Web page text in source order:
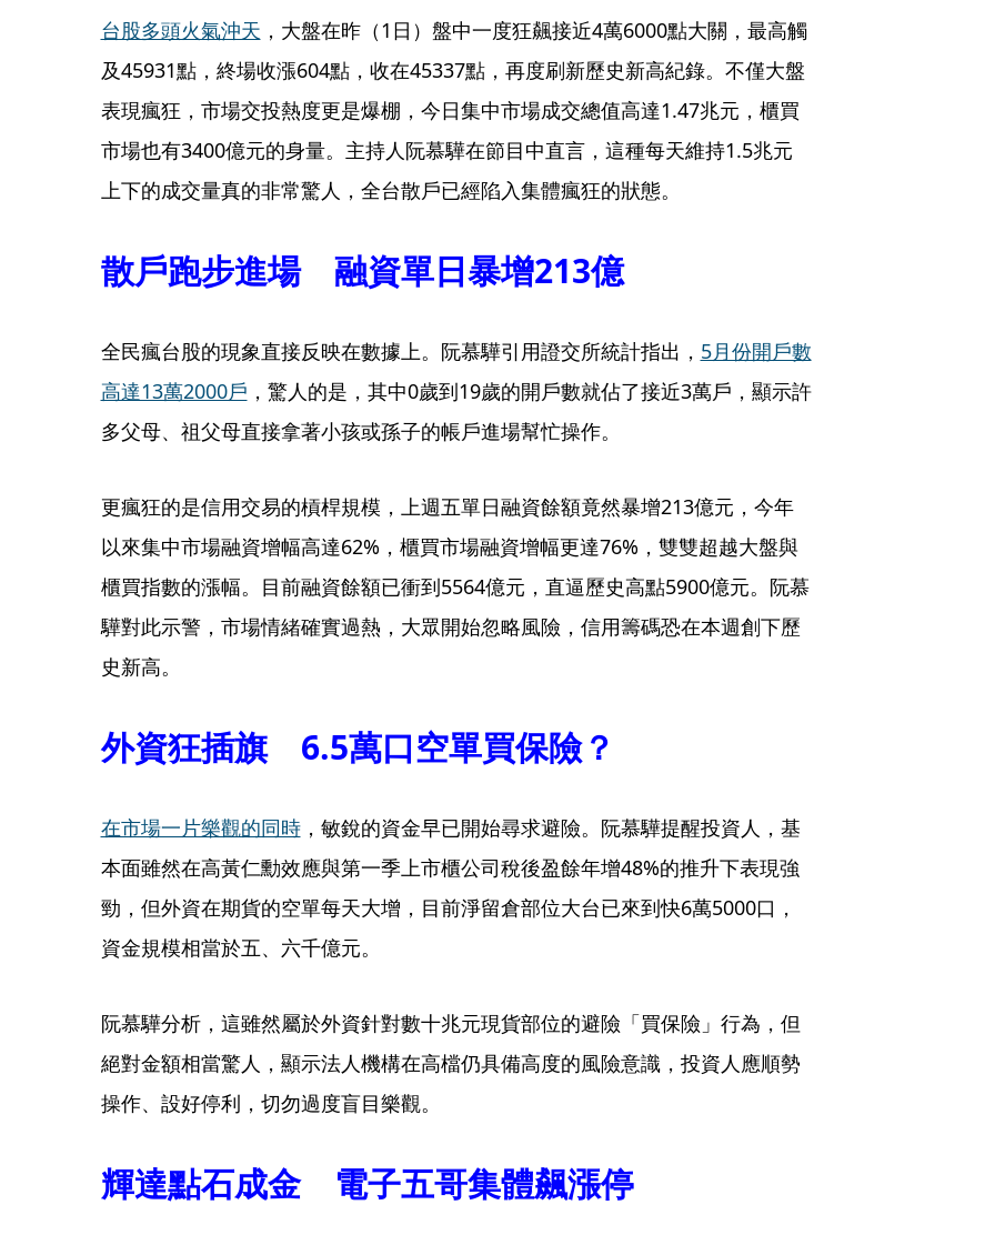
台股多頭火氣沖天 ，大盤在昨（1日）盤中一度狂飆接近4萬6000點大關，最高觸
及45931點，終場收漲604點，收在45337點，再度刷新歷史新高紀錄。不僅大盤
表現瘋狂，市場交投熱度更是爆棚，今日集中市場成交總值高達1.47兆元，櫃買
市場也有3400億元的身量。主持人阮慕驊在節目中直言，這種每天維持1.5兆元
上下的成交量真的非常驚人，全台散戶已經陷入集體瘋狂的狀態。
散戶跑步進場 融資單日暴增213億
全民瘋台股的現象直接反映在數據上。阮慕驊引用證交所統計指出， 5月份開戶數
高達13萬2000戶 ，驚人的是，其中0歲到19歲的開戶數就佔了接近3萬戶，顯示許
多父母、祖父母直接拿著小孩或孫子的帳戶進場幫忙操作。
更瘋狂的是信用交易的槓桿規模，上週五單日融資餘額竟然暴增213億元，今年
以來集中市場融資增幅高達62%，櫃買市場融資增幅更達76%，雙雙超越大盤與
櫃買指數的漲幅。目前融資餘額已衝到5564億元，直逼歷史高點5900億元。阮慕
驊對此示警，市場情緒確實過熱，大眾開始忽略風險，信用籌碼恐在本週創下歷
史新高。
外資狂插旗 6.5萬口空單買保險？
在市場一片樂觀的同時，敏銳的資金早已開始尋求避險。阮慕驊提醒投資人，基
本面雖然在高黃仁勳效應與第一季上市櫃公司稅後盈餘年增48%的推升下表現強
勁，但外資在期貨的空單每天大增，目前淨留倉部位大台已來到快6萬5000口，
資金規模相當於五、六千億元。
阮慕驊分析，這雖然屬於外資針對數十兆元現貨部位的避險「買保險」行為，但
絕對金額相當驚人，顯示法人機構在高檔仍具備高度的風險意識，投資人應順勢
操作、設好停利，切勿過度盲目樂觀。
輝達點石成金 電子五哥集體飆漲停